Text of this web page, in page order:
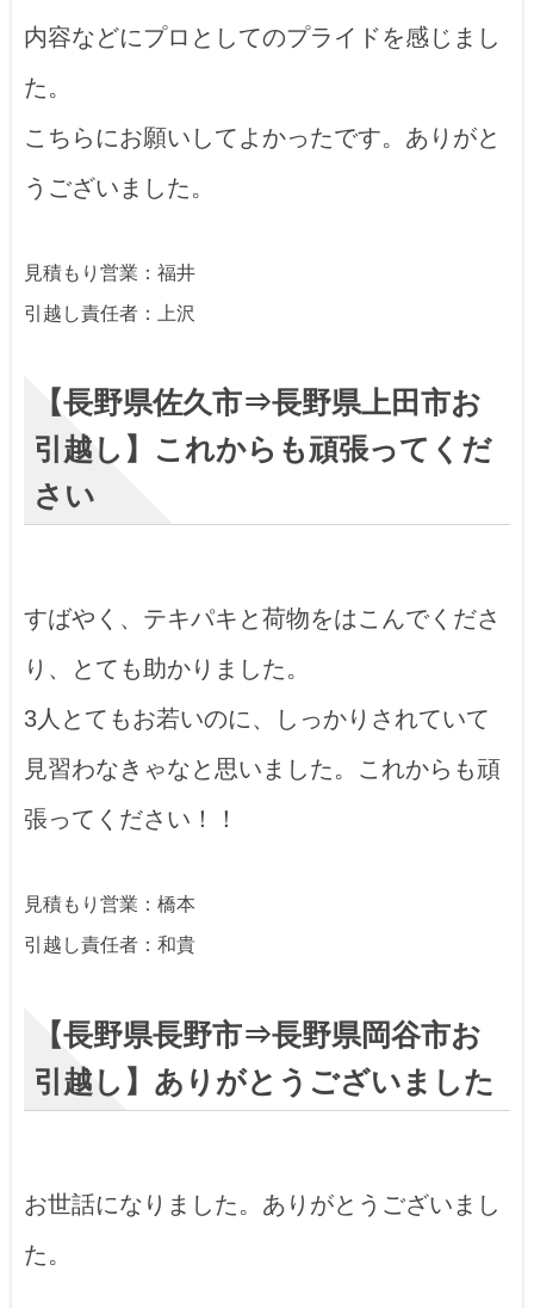
内容などにプロとしてのプライドを感じまし
た。
こちらにお願いしてよかったです。ありがと
うございました。
見積もり営業：福井
引越し責任者：上沢
【長野県佐久市⇒長野県上田市お
引越し】これからも頑張ってくだ
さい
すばやく、テキパキと荷物をはこんでくださ
り、とても助かりました。
3人とてもお若いのに、しっかりされていて
見習わなきゃなと思いました。これからも頑
張ってください！！
見積もり営業：橋本
引越し責任者：和貴
【長野県長野市⇒長野県岡谷市お
引越し】ありがとうございました
お世話になりました。ありがとうございまし
た。